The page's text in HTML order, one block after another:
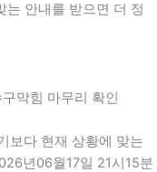
는 안내를 받으면 더 정
막힘 마무리 확인
보다 현재 상황에 맞는
년06월17일 21시15분